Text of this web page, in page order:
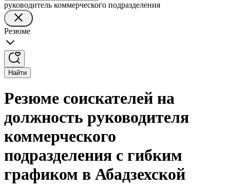
руководитель коммерческого подразделения
Резюме
Найти
Резюме соискателей на
должность руководителя
коммерческого
подразделения с гибким
графиком в Абадзехской